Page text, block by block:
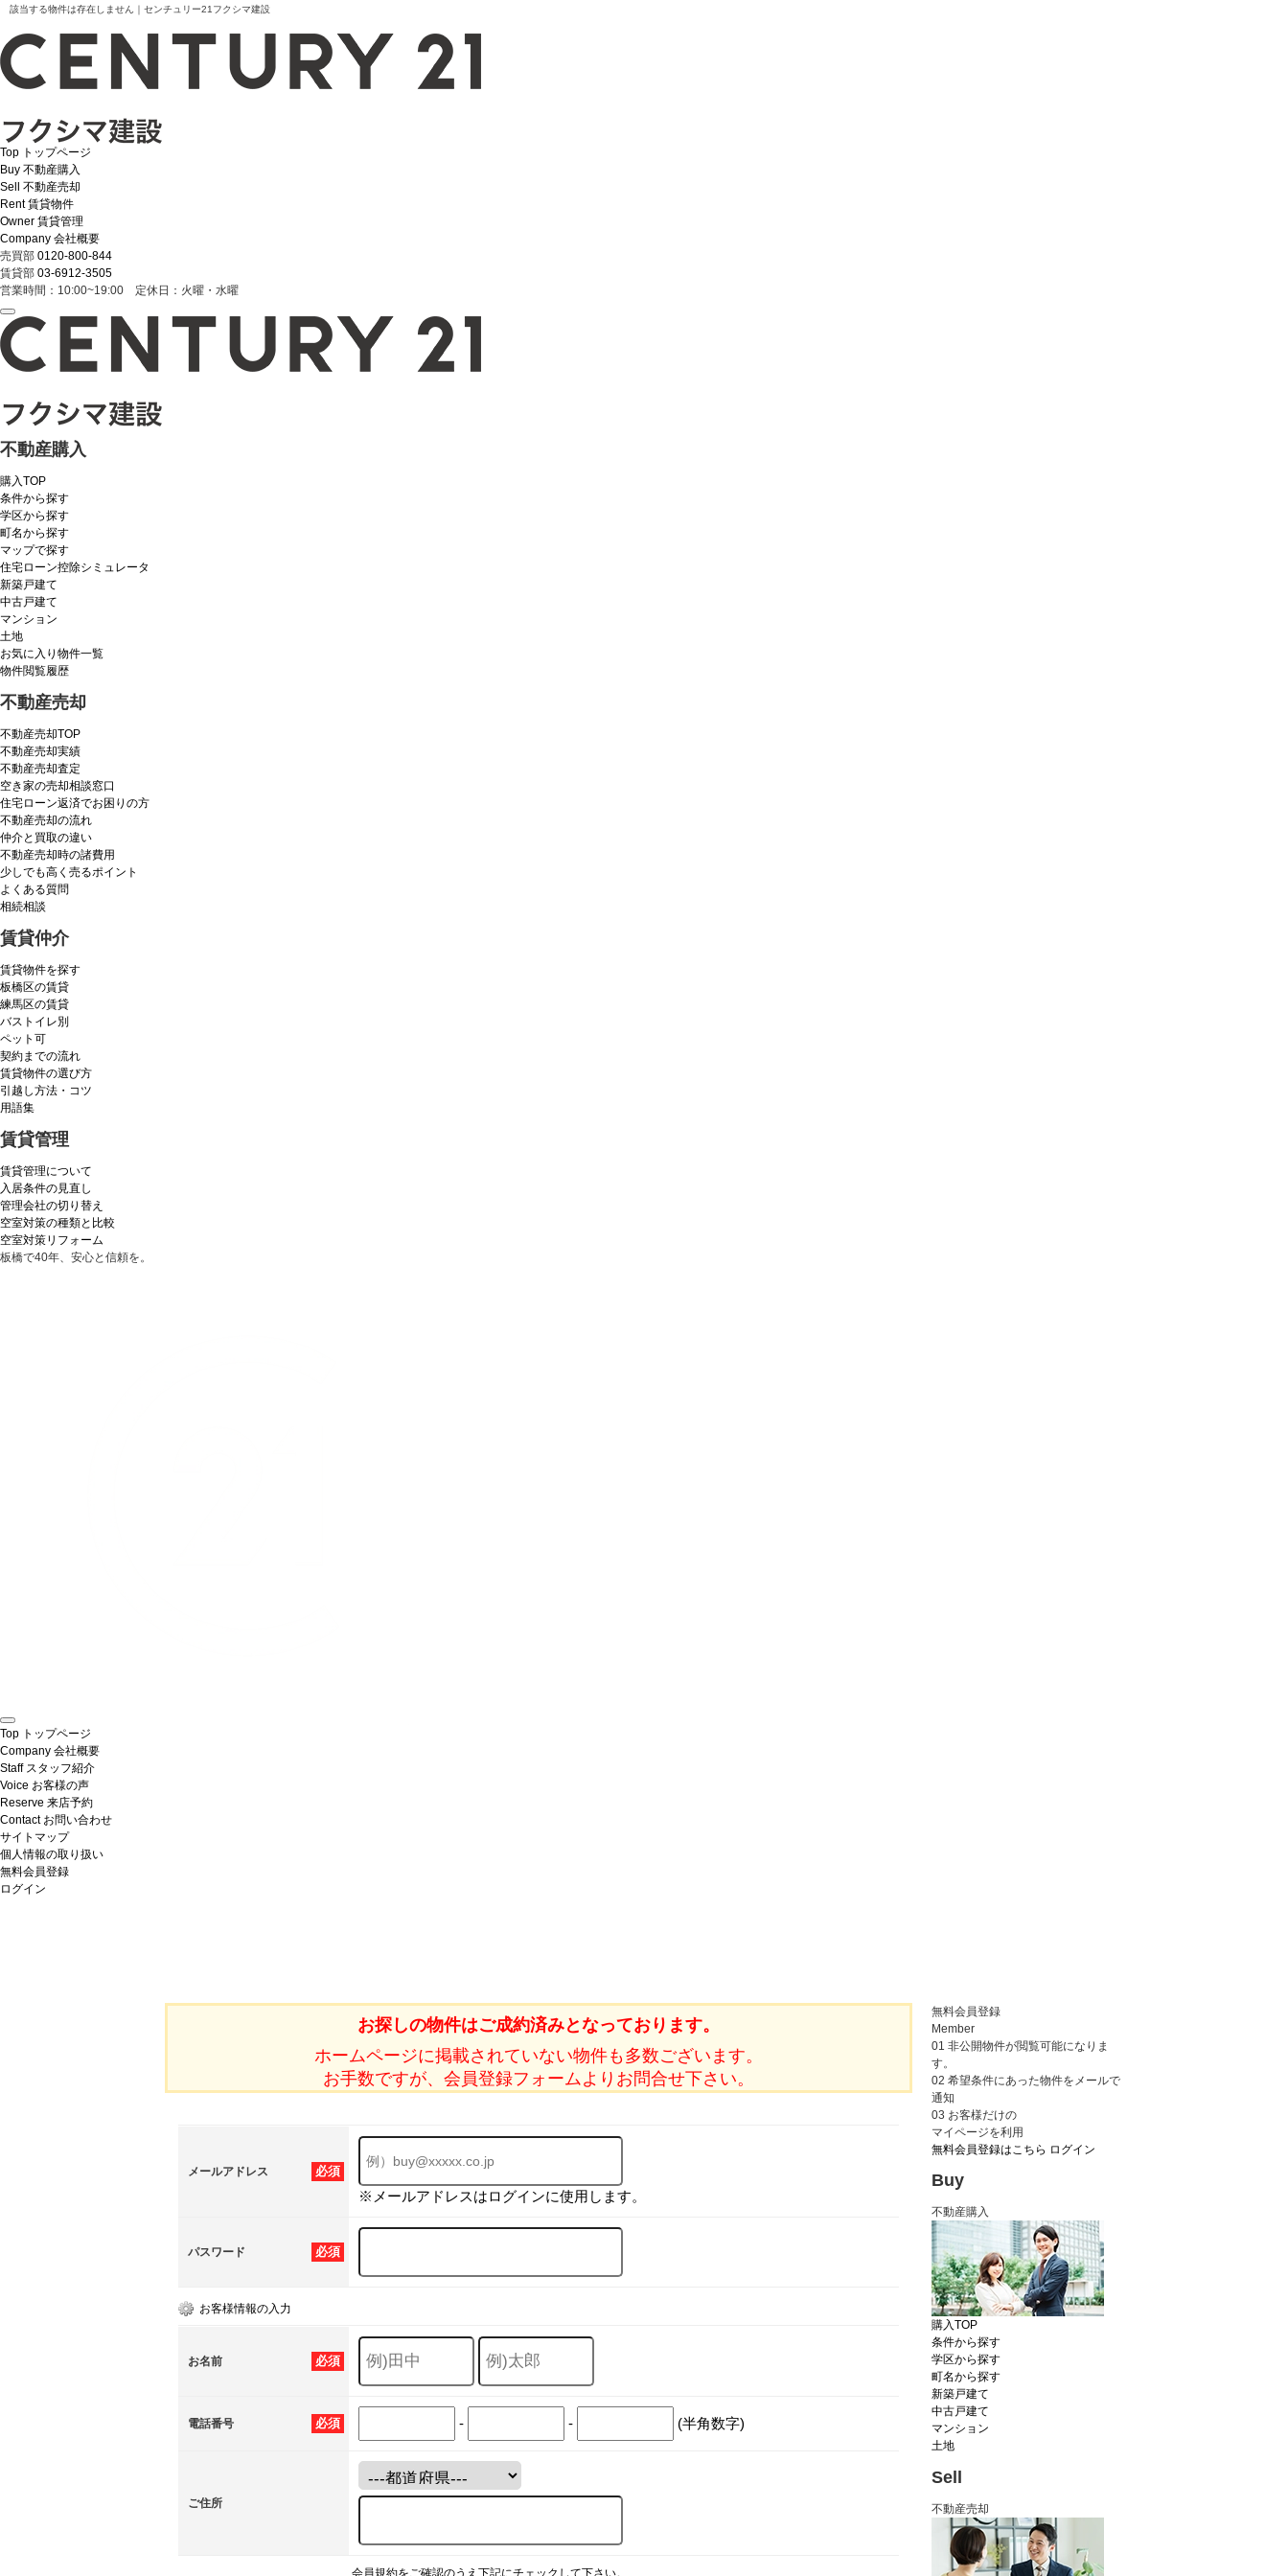
該当する物件は存在しません｜センチュリー21フクシマ建設
Top トップページ
Buy 不動産購入
Sell
不動産売却
Rent 賃貸物件
Owner 賃貸管理
Company 会社概要
売買部 0120-800-844
賃貸部 03-6912-3505
営業時間：10:00~19:00 定休日：火曜・水曜
不動産購入
購入TOP
条件から探す
学区から探す
町名から探す
マップで探す
住宅ローン控除シミュレータ
新築戸建て
中古戸建て
マンション
土地
お気に入り物件一覧
物件閲覧履歴
不動産売却
不動産売却TOP
不動産売却実績
不動産売却査定
空き家の売却相談窓口
住宅ローン返済でお困りの方
不動産売却の流れ
仲介と買取の違い
不動産売却時の諸費用
少しでも高く売るポイント
よくある質問
相続相談
賃貸仲介
賃貸物件を探す
板橋区の賃貸
練馬区の賃貸
バストイレ別
ペット可
契約までの流れ
賃貸物件の選び方
引越し方法・コツ
用語集
賃貸管理
賃貸管理について
入居条件の見直し
管理会社の切り替え
空室対策の種類と比較
空室対策リフォーム
板橋で40年、安心と信頼を。
Top トップページ
Company 会社概要
Staff スタッフ紹介
Voice お客様の声
Reserve 来店予約
Contact お問い合わせ
サイトマップ
個人情報の取り扱い
無料会員登録
ログイン
お探しの物件はご成約済みとなっております。
ホームページに掲載されていない物件も多数ございます。
お手数ですが、会員登録フォームよりお問合せ下さい。
必須
メールアドレス
※メールアドレスはログインに使用します。
必須
パスワード
お客様情報の入力
必須
お名前
必須
電話番号 - - (半角数字)
ご住所
会員規約をご確認のうえ下記にチェックして下さい。
無料会員登録
Member
01 非公開物件が閲覧可能になりま
す。
02 希望条件にあった物件をメールで
通知
03 お客様だけの
マイページを利用
無料会員登録はこちら ログイン
Buy
不動産購入
購入TOP
条件から探す
学区から探す
町名から探す
新築戸建て
中古戸建て
マンション
土地
Sell
不動産売却